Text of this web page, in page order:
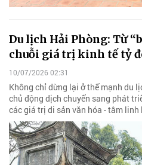
Du lịch Hải Phòng: Từ
chuỗi giá trị kinh tế tỷ
10/07/2026 02:31
Không chỉ dừng lại ở thế mạnh du
chủ động dịch chuyển sang phát
các giá trị di sản văn hóa - tâm